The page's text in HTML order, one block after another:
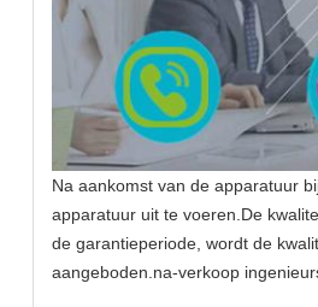
Na aankomst van de apparatuur
apparatuur uit te voeren.De
de garantieperiode, wordt de
aangeboden.na-verkoop